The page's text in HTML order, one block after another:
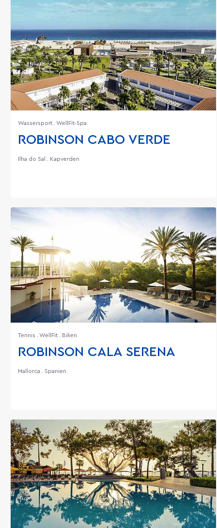
Wassersport . WellFit-Spa
ROBINSON CABO VERDE
Ilha do Sal . Kapverden
Tennis . WellFit . Biken
ROBINSON CALA SERENA
Mallorca . Spanien